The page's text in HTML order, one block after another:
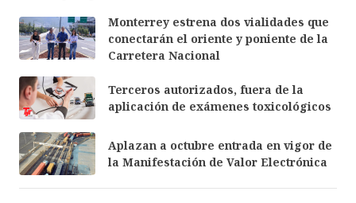
Monterrey estrena dos vialidades que
conectarán el oriente y poniente de la
Carretera Nacional
Terceros autorizados, fuera de la
aplicación de exámenes toxicológicos
Aplazan a octubre entrada en vigor de
la Manifestación de Valor Electrónica